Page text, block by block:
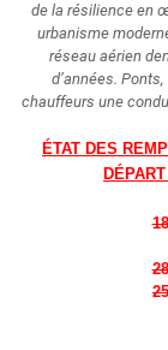
de la résilience en
urbanisme
réseau aérien
d’années.
chauffeurs une
ÉTAT DES